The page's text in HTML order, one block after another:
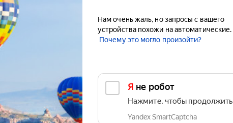
Нам очень жаль, но запросы с вашего
устройства похожи на автоматические.
Почему это могло произойти?
Я не робот
Нажмите, чтобы продолжить
Yandex SmartCaptcha